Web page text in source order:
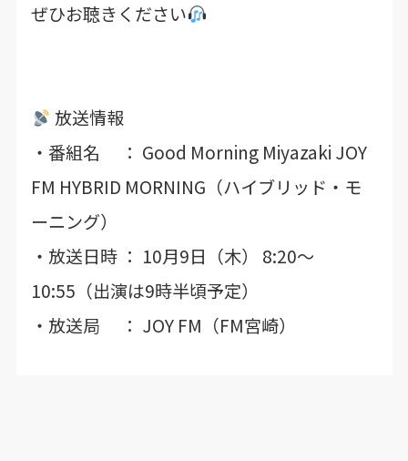
ぜひお聴きください
放送情報
・番組名 ： Good Morning Miyazaki JOY
FM HYBRID MORNING（ハイブリッド・モ
ーニング）
・放送日時 ： 10月9日（木） 8:20～
10:55（出演は9時半頃予定）
・放送局 ： JOY FM（FM宮崎）